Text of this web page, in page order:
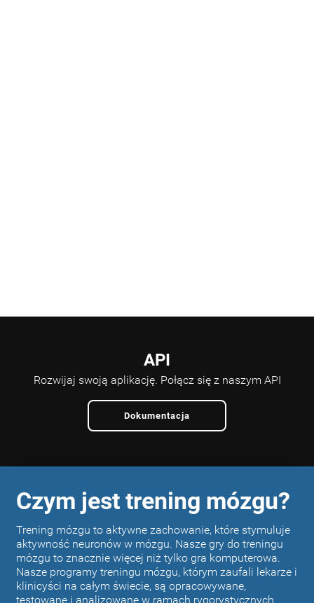
API
Rozwijaj swoją aplikację. Połącz się z naszym API
Dokumentacja
Czym jest trening mózgu?
Trening mózgu to aktywne zachowanie, które stymuluje
aktywność neuronów w mózgu. Nasze gry do treningu
mózgu to znacznie więcej niż tylko gra komputerowa.
Nasze programy treningu mózgu, którym zaufali lekarze i
klinicyści na całym świecie, są opracowywane,
testowane i analizowane w ramach rygorystycznych